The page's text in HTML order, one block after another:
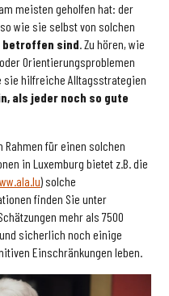
meisten geholfen hat: der
wie sie selbst von solchen
betroffen sind. Zu hören, wie
Orientierungsproblemen
sie hilfreiche Alltagsstrategien
als jeder noch so gute
für einen solchen
in Luxemburg bietet z.B. die
) solche
finden Sie unter
mehr als 7500
sicherlich noch einige
Einschränkungen leben.